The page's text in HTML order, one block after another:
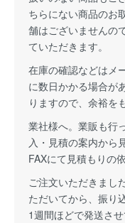
ちらにない商品のお
舗はございませんの
ていただきます。
在庫の確認などはメ
に数日かかる場合が
りますので、余裕を
業社様へ。業販も行
入・見積の案内から
FAXにて見積もりの
ご注文いただきまし
ただいてから、振り
1週間ほどで発送さ